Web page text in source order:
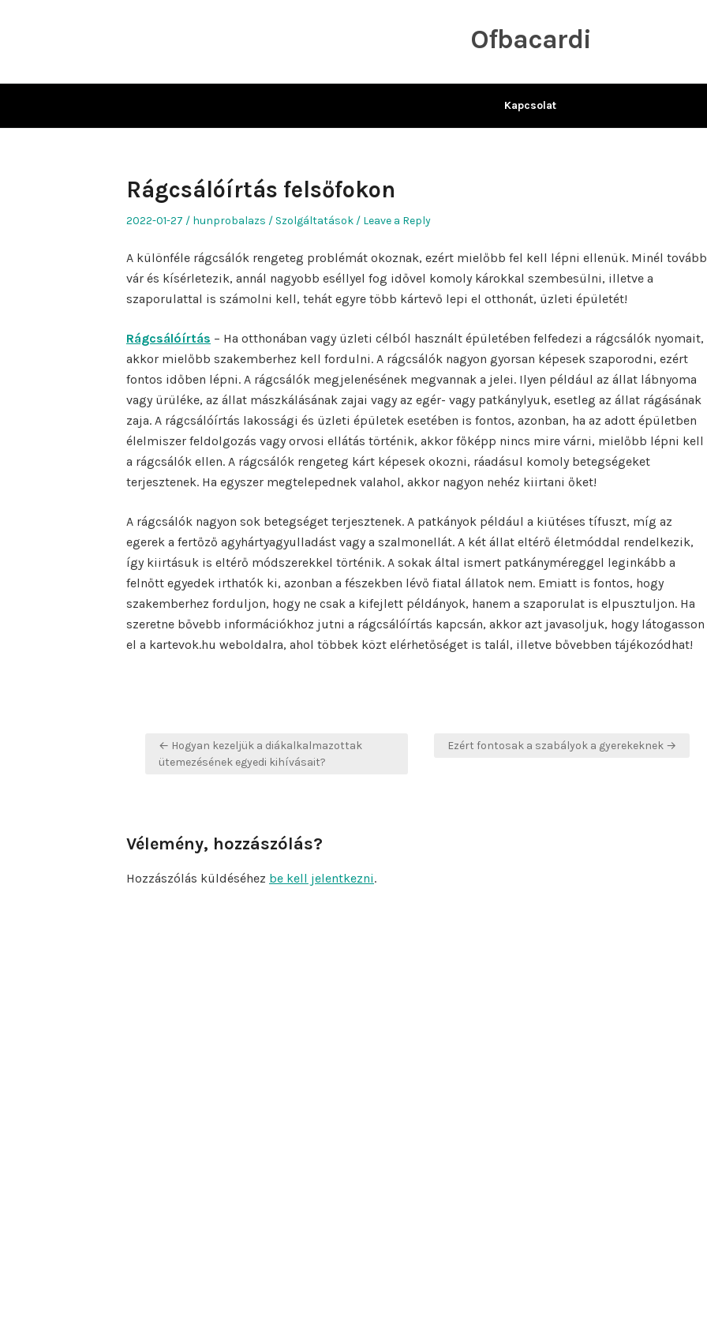
Ofbacardi
Kapcsolat
Rágcsálóírtás felsőfokon
Posted
2022-01-27 Author
hunprobalazs
Posted
Szolgáltatások Leave a Reply
A különféle rágcsálók rengeteg problémát okoznak, ezért mielőbb fel kell lépni ellenük. Minél tovább
vár és kísérletezik, annál nagyobb eséllyel fog idővel komoly károkkal szembesülni, illetve a
szaporulattal is számolni kell, tehát egyre több kártevő lepi el otthonát, üzleti épületét!
Rágcsálóírtás – Ha otthonában vagy üzleti célból használt épületében felfedezi a rágcsálók nyomait,
akkor mielőbb szakemberhez kell fordulni. A rágcsálók nagyon gyorsan képesek szaporodni, ezért
fontos időben lépni. A rágcsálók megjelenésének megvannak a jelei. Ilyen például az állat lábnyoma
vagy ürüléke, az állat mászkálásának zajai vagy az egér- vagy patkánylyuk, esetleg az állat rágásának
zaja. A rágcsálóírtás lakossági és üzleti épületek esetében is fontos, azonban, ha az adott épületben
élelmiszer feldolgozás vagy orvosi ellátás történik, akkor főképp nincs mire várni, mielőbb lépni kell
a rágcsálók ellen. A rágcsálók rengeteg kárt képesek okozni, ráadásul komoly betegségeket
terjesztenek. Ha egyszer megtelepednek valahol, akkor nagyon nehéz kiirtani őket!
A rágcsálók nagyon sok betegséget terjesztenek. A patkányok például a kiütéses tífuszt, míg az
egerek a fertőző agyhártyagyulladást vagy a szalmonellát. A két állat eltérő életmóddal rendelkezik,
így kiirtásuk is eltérő módszerekkel történik. A sokak által ismert patkányméreggel leginkább a
felnőtt egyedek irthatók ki, azonban a fészekben lévő fiatal állatok nem. Emiatt is fontos, hogy
szakemberhez forduljon, hogy ne csak a kifejlett példányok, hanem a szaporulat is elpusztuljon. Ha
szeretne bővebb információkhoz jutni a rágcsálóírtás kapcsán, akkor azt javasoljuk, hogy látogasson
el a kartevok.hu weboldalra, ahol többek közt elérhetőséget is talál, illetve bővebben tájékozódhat!
Bejegyzés
navigáció
← Hogyan kezeljük a diákalkalmazottak
ütemezésének egyedi kihívásait?
Ezért fontosak a szabályok a gyerekeknek →
Vélemény, hozzászólás?
Hozzászólás küldéséhez be kell jelentkezni.